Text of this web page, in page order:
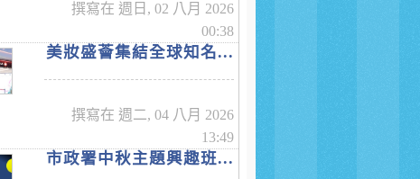
撰寫在 週日, 02 八月 2026
00:38
美妝盛薈集結全球知名...
撰寫在 週二, 04 八月 2026
13:49
市政署中秋主題興趣班...